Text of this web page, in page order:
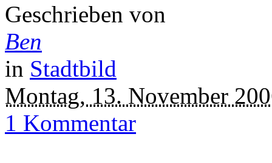
Geschrieben von
Ben
in Stadtbild
Montag, 13. November
1 Kommentar